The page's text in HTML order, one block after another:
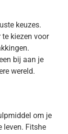
keuzes.
kiezen voor
bij aan je
wereld.
om je
leven. Fitshe